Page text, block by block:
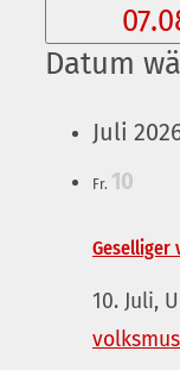
Datum
Juli
Fr. 10
Geselliger
10. Juli,